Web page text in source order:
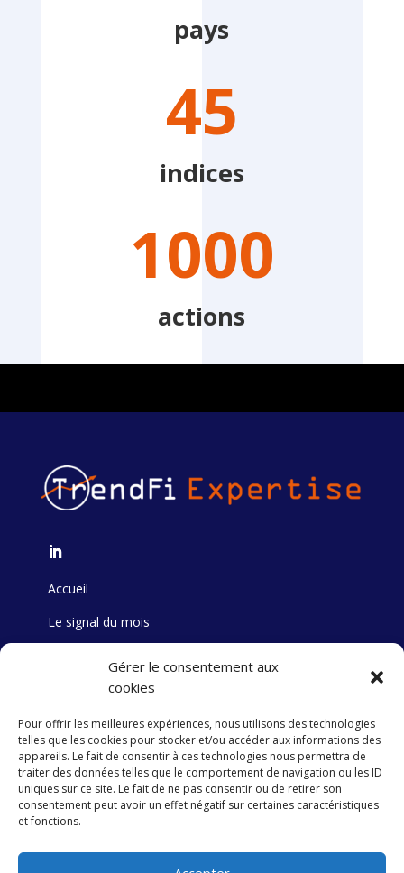
Gérer le consentement aux
cookies
Pour offrir les meilleures expériences, nous utilisons des technologies
telles que les cookies pour stocker et/ou accéder aux informations des
appareils. Le fait de consentir à ces technologies nous permettra de
traiter des données telles que le comportement de navigation ou les ID
uniques sur ce site. Le fait de ne pas consentir ou de retirer son
consentement peut avoir un effet négatif sur certaines caractéristiques
et fonctions.
pays
45
indices
1000
actions
Accueil
Le signal du mois
Stock Picking
Publication
Contact